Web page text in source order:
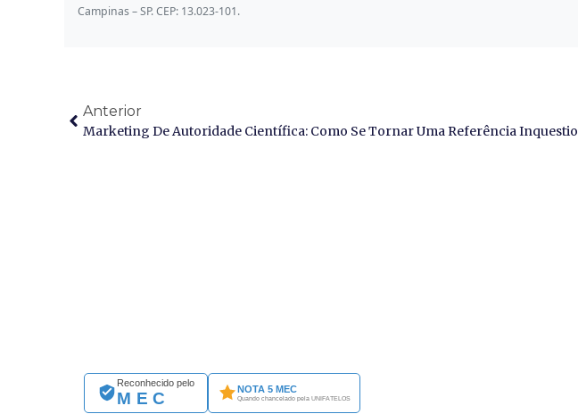
Campinas – SP. CEP: 13.023-101.
Anterior
Reconhecido pelo
MEC
NOTA 5 MEC
Quando chancelado pela UNIFATELOS